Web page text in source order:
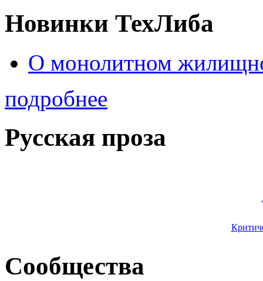
Новинки ТехЛиба
О монолитном
подробнее
Русская проза
Сообщества